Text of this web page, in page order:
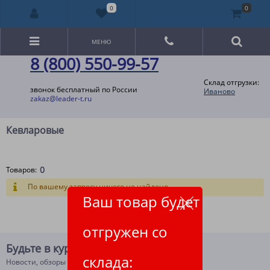
8 (800) 550-99-57
звонок бесплатный по России
zakaz@leader-t.ru
Склад отгрузки:
Иваново
Ваш товар будет
отгружен со
склада:
МЕНЮ
Кевларовые
Товаров: 0
По вашему запросу ничего не найдено.
Будьте в курсе!
Новости, обзоры и акции
0 0